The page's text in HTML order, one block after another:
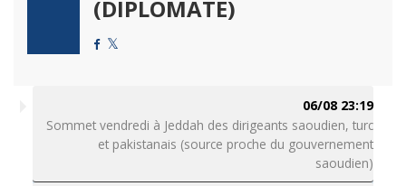
(DIPLOMATE)
06/08 23:19
Sommet vendredi à Jeddah des dirigeants saoudien, turc
et pakistanais (source proche du gouvernement
saoudien)